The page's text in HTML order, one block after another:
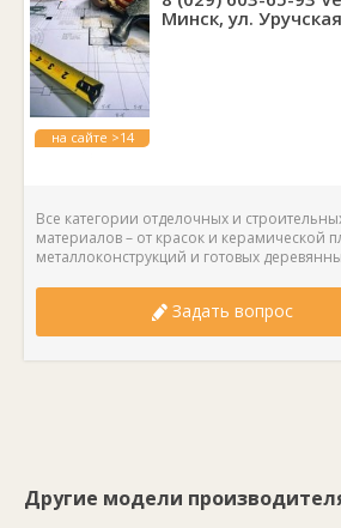
на сайте >14
Минск, ул.
Все категории отделочных и
материалов – от красок и керамической
металлоконструкций и готовых
Задать вопрос
Другие модели